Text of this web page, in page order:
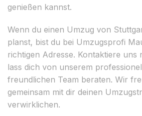
genießen kannst.
Wenn du einen Umzug von
planst, bist du bei Umzugsprofi
richtigen Adresse. Kontaktiere uns
lass dich von unserem
freundlichen Team beraten. Wir
gemeinsam mit dir deinen
verwirklichen.